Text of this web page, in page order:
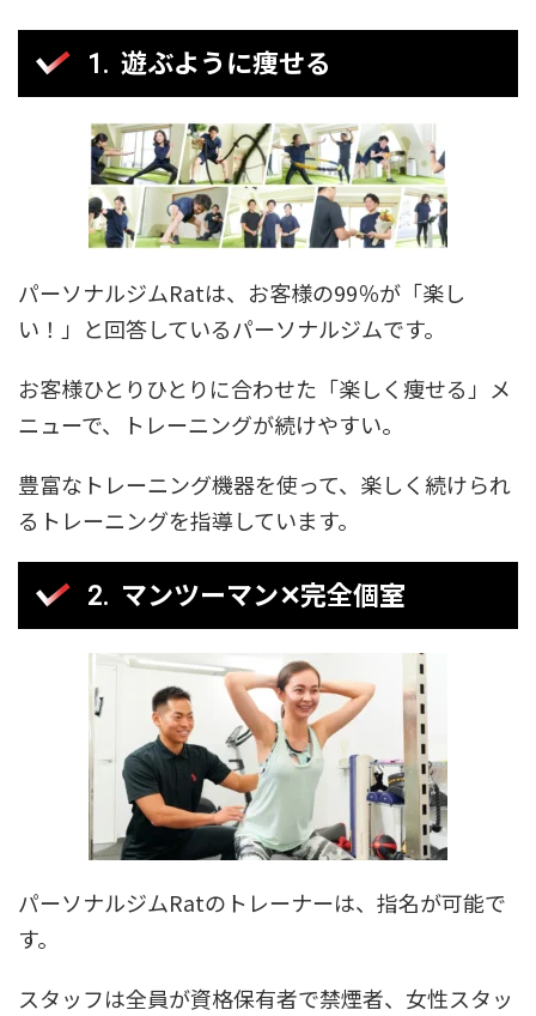
遊ぶように痩せる
パーソナルジムRatは、お客様の99％が「楽し
い！」と回答しているパーソナルジムです。
お客様ひとりひとりに合わせた「楽しく痩せる」メ
ニューで、トレーニングが続けやすい。
豊富なトレーニング機器を使って、楽しく続けられ
るトレーニングを指導しています。
マンツーマン✕完全個室
パーソナルジムRatのトレーナーは、指名が可能で
す。
スタッフは全員が資格保有者で禁煙者、女性スタッ